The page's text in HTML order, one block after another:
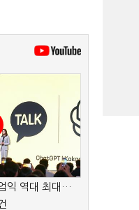
익 역대 최대…